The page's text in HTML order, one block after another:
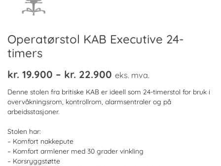
Operatørstol KAB Executive 24-
timers
kr. 19.900 – kr. 22.900 Prisområde:
kr. 19.900
til
eks. mva.
Denne stolen fra britiske KAB er ideell som 24-timerstol for bruk i
overvåkningsrom, kontrollrom, alarmsentraler og på
arbeidsstasjoner.
Stolen har:
– Komfort nakkepute
– Komfort armlener med 30 grader vinkling
– Korsryggstøtte